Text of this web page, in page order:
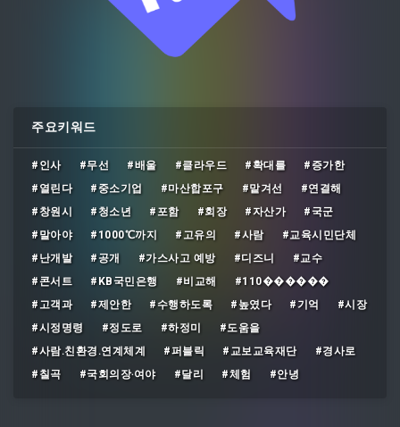
주요키워드
#인사 #무선 #배울 #클라우드 #확대를
#증가한
#열린다
#중소기업 #마산합포구 #맡겨선
#연결해
#창원시
#청소년 #포함 #회장 #자산가
#국군
#말아야
#1000℃까지 #고유의 #사람
#교육시민단체
#난개발
#공개 #가스사고 예방 #디즈니
#교수
#콘서트
#KB국민은행 #비교해
#110������
#고객과
#제안한 #수행하도록 #높였다 #기억
#시장
#시정명령
#정도로 #하정미
#도움을
#사람․친환경․연계체계
#퍼블릭 #교보교육재단
#경사로
#칠곡
#국회의장‧여야 #달리 #체험 #안녕